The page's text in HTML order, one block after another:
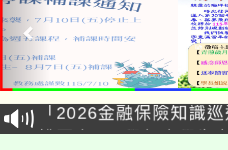
公告本校115學年度第
代理(課)教師甄選結果(
「2026金融保險知識
車」活動
桃園市115學年度學生